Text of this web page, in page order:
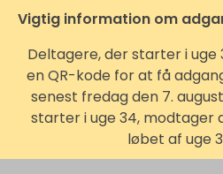
Vigtig information om
Deltagere, der starter i uge
en QR-kode for at få
senest fredag den 7.
starter i uge 34, modtager
løbet af uge